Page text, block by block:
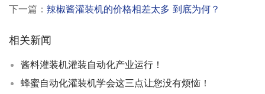
下一篇： 辣椒酱灌装机的价格相差太多 到底为何？
相关新闻
酱料灌装机灌装自动化产业运行！
蜂蜜自动化灌装机学会这三点让您没有烦恼！